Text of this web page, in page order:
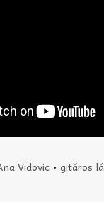
Vidovic• gitáros